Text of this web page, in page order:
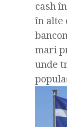
cash
în alte
mari
unde